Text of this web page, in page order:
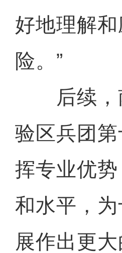
好地理解
险。”
后续，
验区兵团
挥专业优
和水平，
展作出更